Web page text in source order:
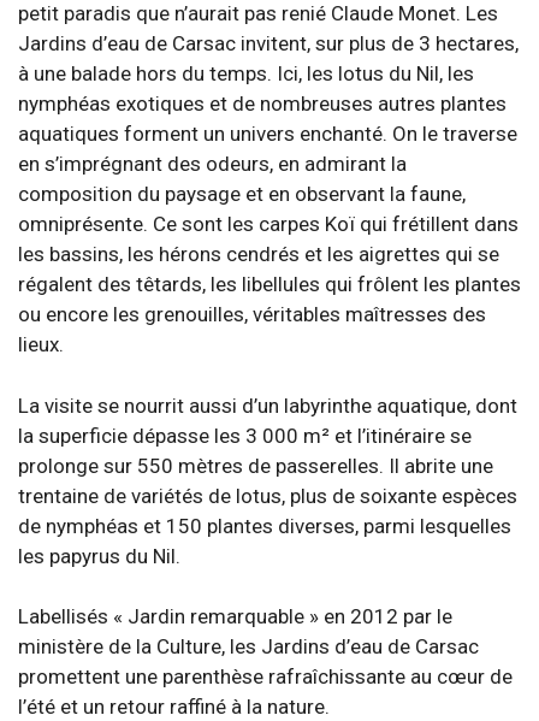
petit paradis que n’aurait pas renié Claude Monet. Les
Jardins d’eau de Carsac invitent, sur plus de 3 hectares,
à une balade hors du temps. Ici, les lotus du Nil, les
nymphéas exotiques et de nombreuses autres plantes
aquatiques forment un univers enchanté. On le traverse
en s’imprégnant des odeurs, en admirant la
composition du paysage et en observant la faune,
omniprésente. Ce sont les carpes Koï qui frétillent dans
les bassins, les hérons cendrés et les aigrettes qui se
régalent des têtards, les libellules qui frôlent les plantes
ou encore les grenouilles, véritables maîtresses des
lieux.
La visite se nourrit aussi d’un labyrinthe aquatique, dont
la superficie dépasse les 3 000 m² et l’itinéraire se
prolonge sur 550 mètres de passerelles. Il abrite une
trentaine de variétés de lotus, plus de soixante espèces
de nymphéas et 150 plantes diverses, parmi lesquelles
les papyrus du Nil.
Labellisés « Jardin remarquable » en 2012 par le
ministère de la Culture, les Jardins d’eau de Carsac
promettent une parenthèse rafraîchissante au cœur de
l’été et un retour raffiné à la nature.